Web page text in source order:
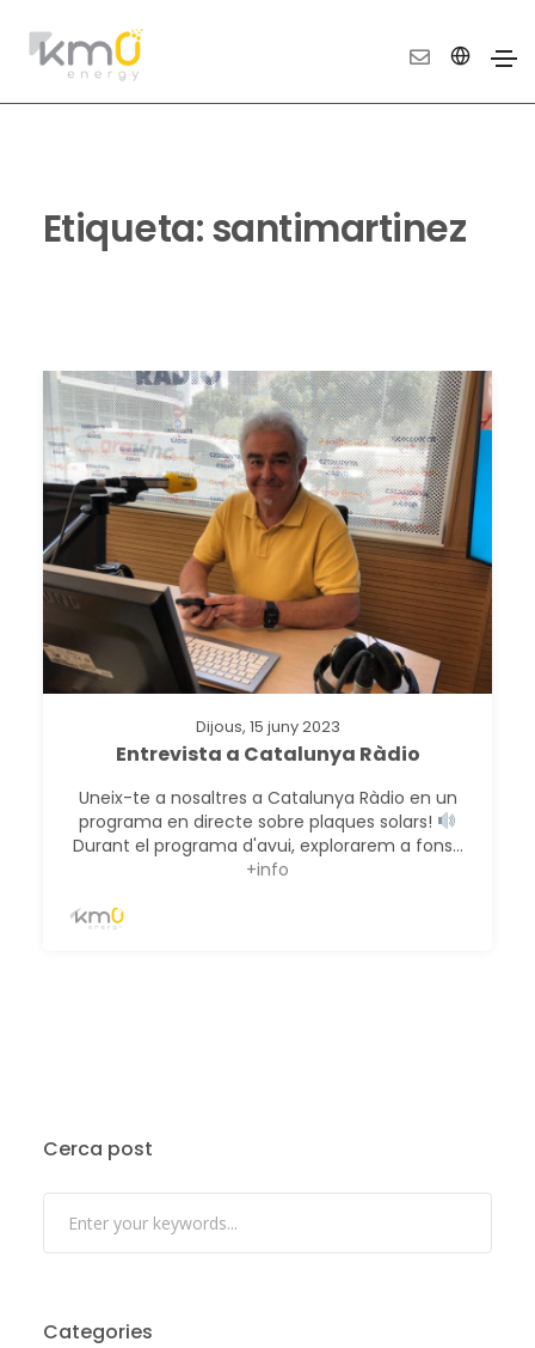
Etiqueta:santimartinez
Dijous, 15 juny 2023
Entrevista a Catalunya Ràdio
Uneix-te a nosaltres a Catalunya Ràdio en un
programa en directe sobre plaques solars!
Durant el programa d'avui, explorarem a fons...
+info
Cerca post
Categories